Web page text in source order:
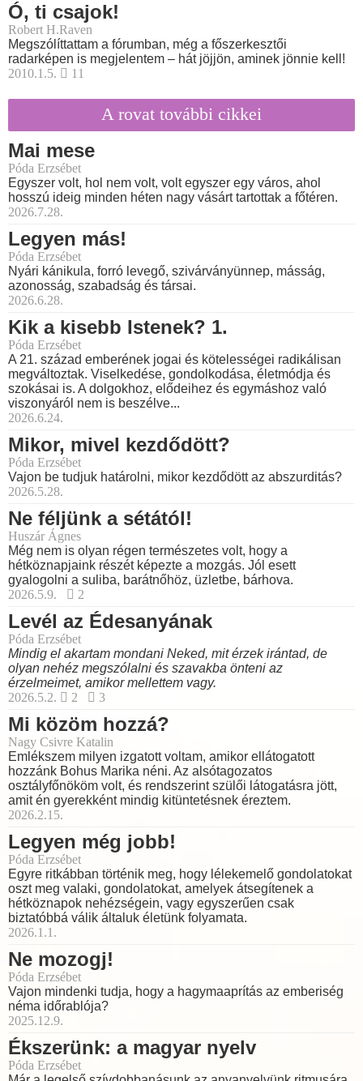
Ó, ti csajok!
Robert H.Raven
Megszólíttattam a fórumban, még a főszerkesztői
radarképen is megjelentem – hát jöjjön, aminek jönnie kell!
2010.1.5.
11
A rovat további cikkei
Mai mese
Póda Erzsébet
Egyszer volt, hol nem volt, volt egyszer egy város, ahol
hosszú ideig minden héten nagy vásárt tartottak a főtéren.
2026.7.28.
Legyen más!
Póda Erzsébet
Nyári kánikula, forró levegő, szivárványünnep, másság,
azonosság, szabadság és társai.
2026.6.28.
Kik a kisebb Istenek? 1.
Póda Erzsébet
A 21. század emberének jogai és kötelességei radikálisan
megváltoztak. Viselkedése, gondolkodása, életmódja és
szokásai is. A dolgokhoz, elődeihez és egymáshoz való
viszonyáról nem is beszélve...
2026.6.24.
Mikor, mivel kezdődött?
Póda Erzsébet
Vajon be tudjuk határolni, mikor kezdődött az abszurditás?
2026.5.28.
Ne féljünk a sétától!
Huszár Ágnes
Még nem is olyan régen természetes volt, hogy a
hétköznapjaink részét képezte a mozgás. Jól esett
gyalogolni a suliba, barátnőhöz, üzletbe, bárhova.
2026.5.9.
2
Levél az Édesanyának
Póda Erzsébet
Mindig el akartam mondani Neked, mit érzek irántad, de
olyan nehéz megszólalni és szavakba önteni az
érzelmeimet, amikor mellettem vagy.
2026.5.2.
2 3
Mi közöm hozzá?
Nagy Csivre Katalin
Emlékszem milyen izgatott voltam, amikor ellátogatott
hozzánk Bohus Marika néni. Az alsótagozatos
osztályfőnököm volt, és rendszerint szülői látogatásra jött,
amit én gyerekként mindig kitüntetésnek éreztem.
2026.2.15.
Legyen még jobb!
Póda Erzsébet
Egyre ritkábban történik meg, hogy lélekemelő gondolatokat
oszt meg valaki, gondolatokat, amelyek átsegítenek a
hétköznapok nehézségein, vagy egyszerűen csak
biztatóbbá válik általuk életünk folyamata.
2026.1.1.
Ne mozogj!
Póda Erzsébet
Vajon mindenki tudja, hogy a hagymaaprítás az emberiség
néma időrablója?
2025.12.9.
Ékszerünk: a magyar nyelv
Póda Erzsébet